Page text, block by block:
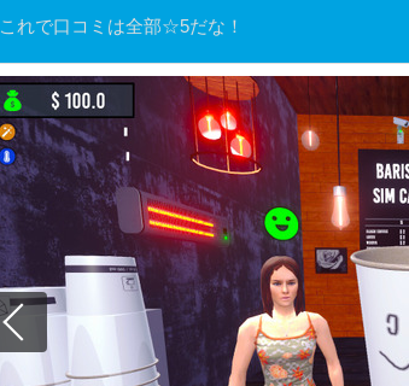
これで口コミは全部☆5だな！